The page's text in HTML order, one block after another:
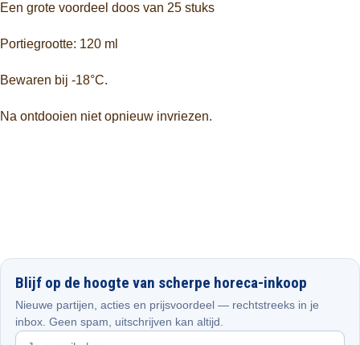
Een grote voordeel doos van 25 stuks
Portiegrootte: 120 ml
Bewaren bij -18°C.
Na ontdooien niet opnieuw invriezen.
Blijf op de hoogte van scherpe horeca-inkoop
Nieuwe partijen, acties en prijsvoordeel — rechtstreeks in je
inbox. Geen spam, uitschrijven kan altijd.